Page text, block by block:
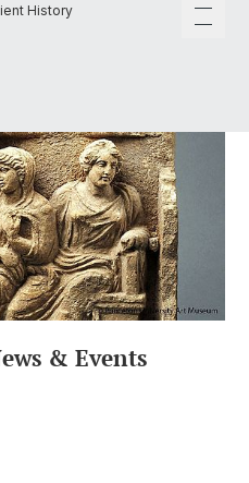
History
& Events